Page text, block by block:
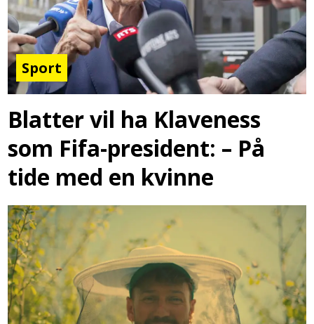
Sport
Blatter vil ha Klaveness
som Fifa-president: – På
tide med en kvinne